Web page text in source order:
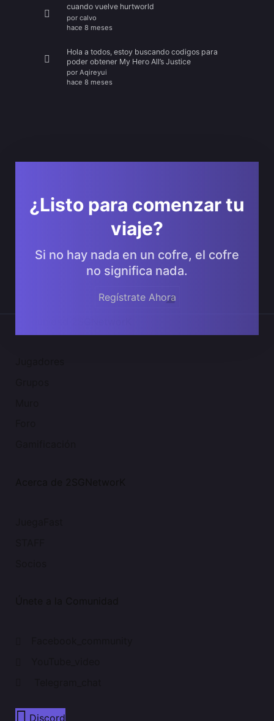
cuando vuelve hurtworld
por calvo
hace 8 meses
Hola a todos, estoy buscando codigos para
poder obtener My Hero All’s Justice
por Aqireyui
hace 8 meses
¿Listo para comenzar tu
viaje?
Si no hay nada en un cofre, el cofre
no significa nada.
Regístrate Ahora
Discord